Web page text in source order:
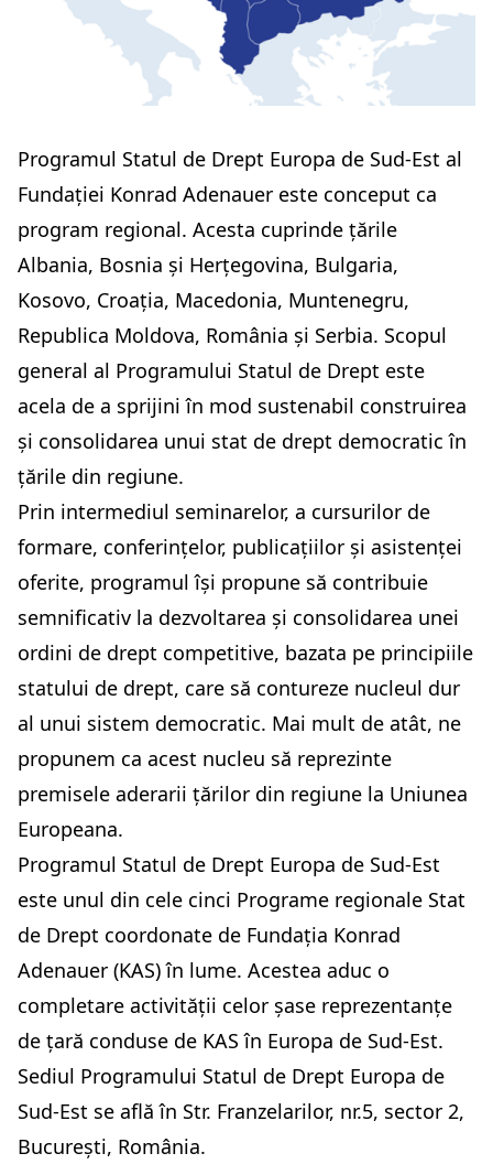
Programul Statul de Drept Europa de Sud-Est al
Fundației Konrad Adenauer este conceput ca
program regional. Acesta cuprinde țările
Albania, Bosnia și Herțegovina, Bulgaria,
Kosovo, Croația, Macedonia, Muntenegru,
Republica Moldova, România și Serbia. Scopul
general al Programului Statul de Drept este
acela de a sprijini în mod sustenabil construirea
și consolidarea unui stat de drept democratic în
țările din regiune.
Prin intermediul seminarelor, a cursurilor de
formare, conferințelor, publicațiilor și asistenței
oferite, programul își propune să contribuie
semnificativ la dezvoltarea și consolidarea unei
ordini de drept competitive, bazata pe principiile
statului de drept, care să contureze nucleul dur
al unui sistem democratic. Mai mult de atât, ne
propunem ca acest nucleu să reprezinte
premisele aderarii țărilor din regiune la Uniunea
Europeana.
Programul Statul de Drept Europa de Sud-Est
este unul din cele cinci Programe regionale Stat
de Drept coordonate de Fundația Konrad
Adenauer (KAS) în lume. Acestea aduc o
completare activității celor șase reprezentanțe
de țară conduse de KAS în Europa de Sud-Est.
Sediul Programului Statul de Drept Europa de
Sud-Est se află în Str. Franzelarilor, nr.5, sector 2,
București, România.